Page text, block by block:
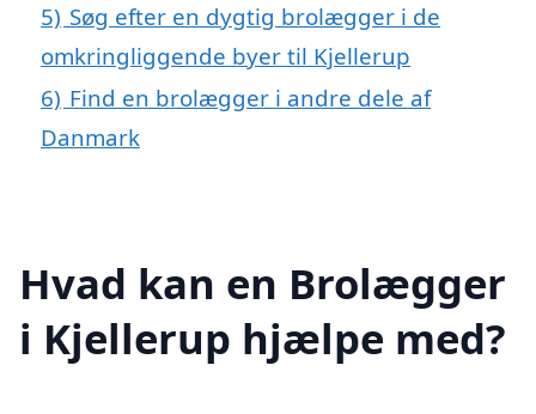
5) Søg efter en dygtig brolægger i de
omkringliggende byer til Kjellerup
6) Find en brolægger i andre dele af
Danmark
Hvad kan en Brolægger
i Kjellerup hjælpe med?